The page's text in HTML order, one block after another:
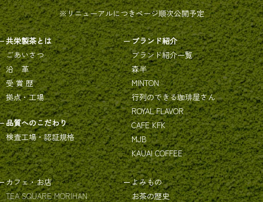
※リニューアルにつきページ順次公開予定
共栄製茶とは
ごあいさつ
沿 革
受 賞 歴
拠点・工場
品質へのこだわり
検査工場・認証規格
ブランド紹介
ブランド紹介一覧
森半
MINTON
行列のできる珈琲屋さん
ROYAL FLAVOR
CAFE KFK
MJB
KAUAI COFFEE
カフェ・お店
TEA SQUARE MORIHAN
よみもの
お茶の歴史